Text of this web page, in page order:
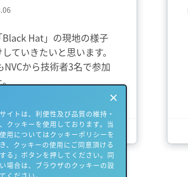
Black Hat」の現地の様子
ていきたいと思います。
NVCから技術者3名で参加
。
く
イトは、利便性及び品質の維持・
クッキーを使用しております。当
用についてはクッキーポリシーを
、クッキーの使用にご同意頂ける
る」ボタンを押してください。同
場合は、ブラウザのクッキーの設